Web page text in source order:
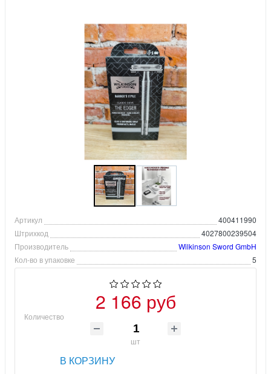
Артикул
400411990
Штрихкод
4027800239504
Производитель
Wilkinson Sword GmbH
Кол-во в упаковке
5
2 166 руб
Количество
шт
В КОРЗИНУ